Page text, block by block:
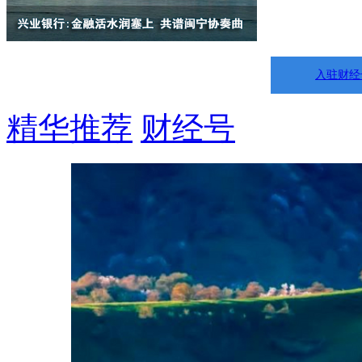
入驻财
精华推荐 财经号